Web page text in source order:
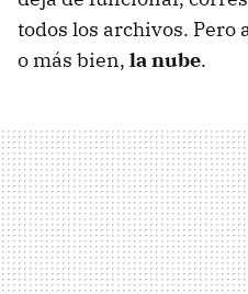
todos los archivos. Pero
o más bien, la nube.